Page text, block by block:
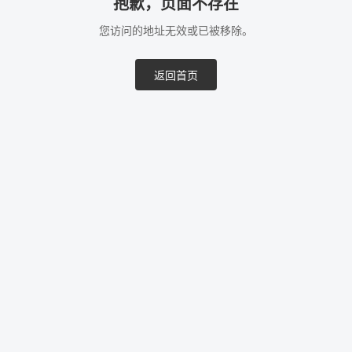
抱歉，页面不存在
您访问的地址无效或已被移除。
返回首页